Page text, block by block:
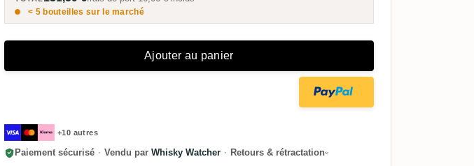
< 5 bouteilles sur le marché
Ajouter au panier
+10 autres
Paiement sécurisé · Vendu par Whisky Watcher · Retours & rétractation